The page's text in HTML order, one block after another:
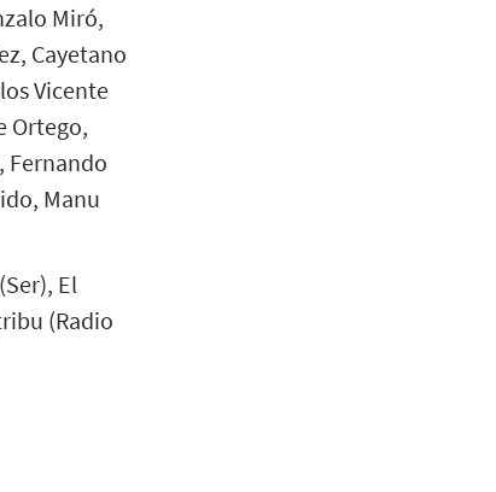
Miró,
Cayetano
Vicente
Ortego,
Fernando
Manu
El
(Radio